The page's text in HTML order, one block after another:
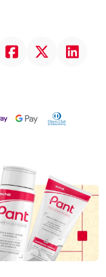
FacebookTwitter Linkedin
Google PayDiners Club